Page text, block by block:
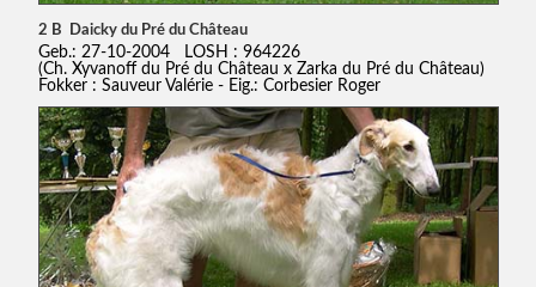
2 B Daicky du Pré du Château
Geb.: 27-10-2004 LOSH : 964226
(Ch. Xyvanoff du Pré du Château x Zarka du Pré du Château)
Fokker : Sauveur Valérie - Eig.: Corbesier Roger